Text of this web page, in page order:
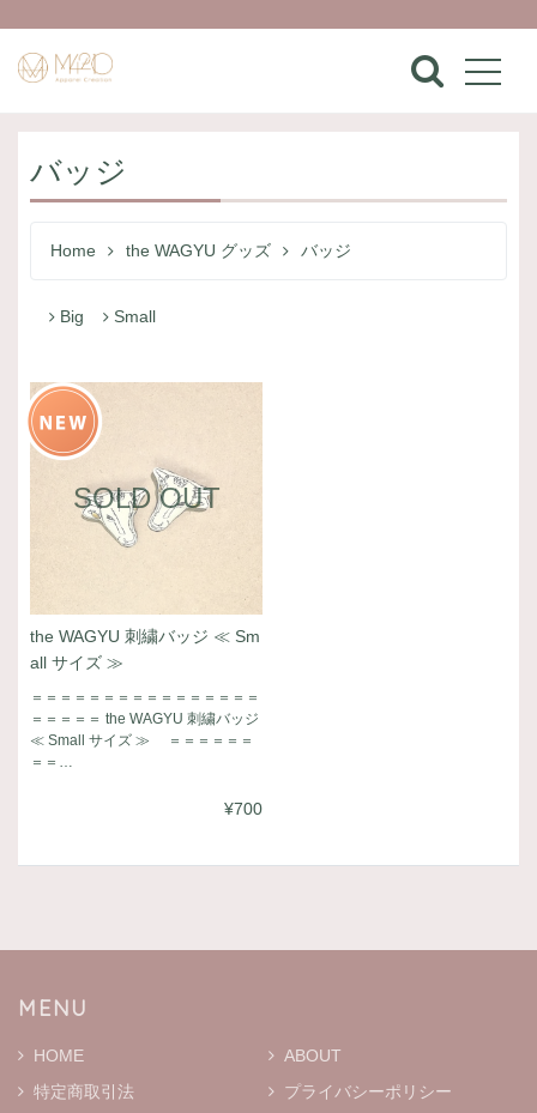
バッジ
Home the WAGYU グッズ バッジ
Big Small
SOLD OUT
the WAGYU 刺繍バッジ ≪ Sm
all サイズ ≫
＝＝＝＝＝＝＝＝＝＝＝＝＝＝＝＝
＝＝＝＝＝ the WAGYU 刺繍バッジ
≪ Small サイズ ≫ ＝＝＝＝＝＝
＝＝…
¥700
MENU
HOME
ABOUT
特定商取引法
プライバシーポリシー